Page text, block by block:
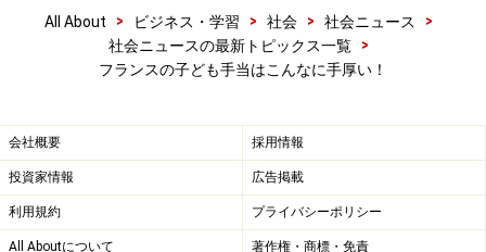
All About > ビジネス・学習 > 社会 > 社会ニュース
>
社会ニュースの最新トピックス一覧
>
フランスの子ども手当はこんなに手厚い！
会社概要 採用情報
投資家情報 広告掲載
利用規約 プライバシーポリシー
All Aboutについて 著作権・商標・免責